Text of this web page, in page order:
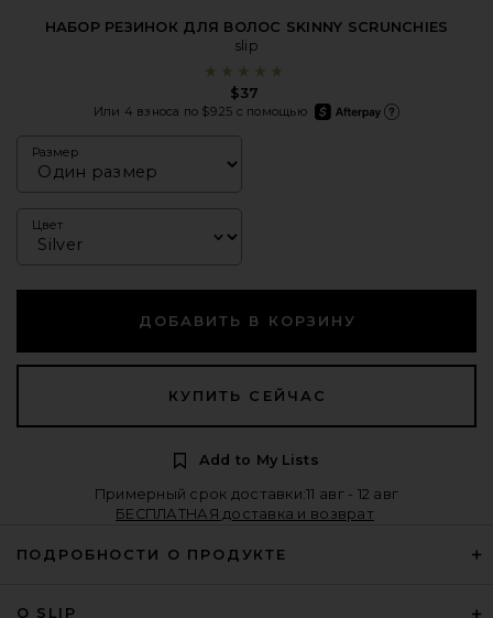
НАБОР РЕЗИНОК ДЛЯ ВОЛОС SKINNY SCRUNCHIES
slip
$37
Или 4 взноса по $9.25 с помощью
afterpay
Размер
Цвет
ДОБАВИТЬ В КОРЗИНУ
КУПИТЬ СЕЙЧАС
Add to My Lists
Примерный срок доставки:11 авг - 12 авг
БЕСПЛАТНАЯ доставка и возврат
ПОДРОБНОСТИ О ПРОДУКТЕ
О SLIP